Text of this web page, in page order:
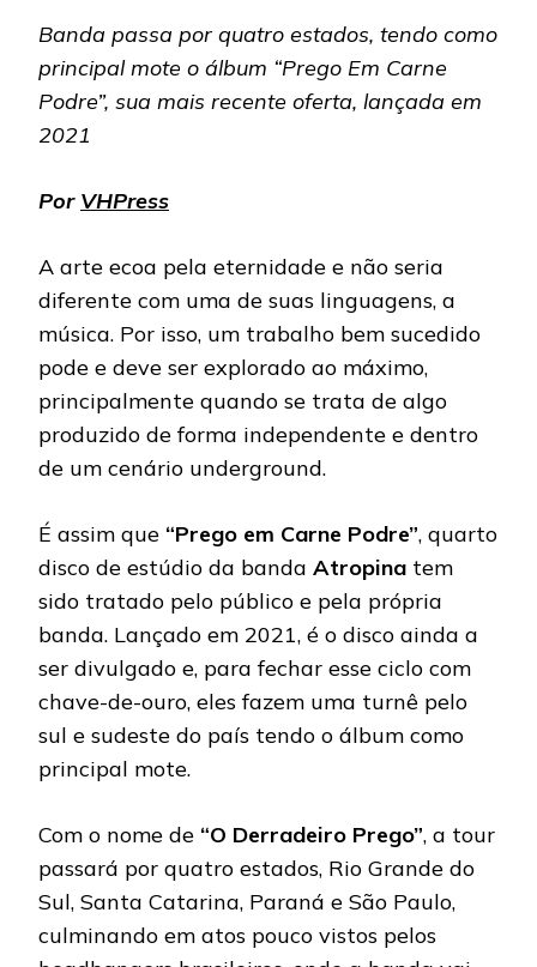
Banda passa por quatro estados, tendo como
principal mote o álbum “Prego Em Carne
Podre”, sua mais recente oferta, lançada em
2021
Por VHPress
A arte ecoa pela eternidade e não seria
diferente com uma de suas linguagens, a
música. Por isso, um trabalho bem sucedido
pode e deve ser explorado ao máximo,
principalmente quando se trata de algo
produzido de forma independente e dentro
de um cenário underground.
É assim que “Prego em Carne Podre”, quarto
disco de estúdio da banda Atropina tem
sido tratado pelo público e pela própria
banda. Lançado em 2021, é o disco ainda a
ser divulgado e, para fechar esse ciclo com
chave-de-ouro, eles fazem uma turnê pelo
sul e sudeste do país tendo o álbum como
principal mote.
Com o nome de “O Derradeiro Prego”, a tour
passará por quatro estados, Rio Grande do
Sul, Santa Catarina, Paraná e São Paulo,
culminando em atos pouco vistos pelos